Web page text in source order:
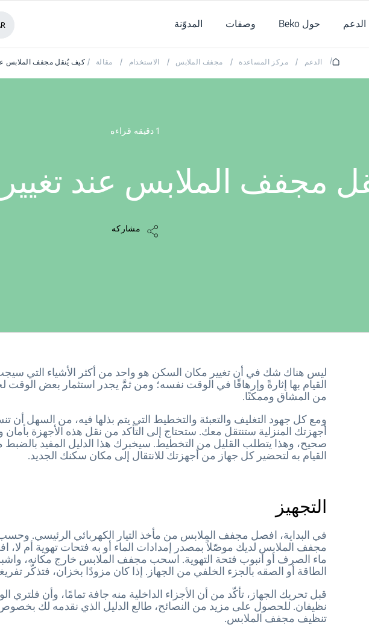
الدعم حول Beko وصفات المدوّنة
/ الدعم / مركز المساعدة / مجفف الملابس / الاستخدام / مقالة / كيف يُنقل مجفف الملابس
1 دقيقه قراءه
مجفف الملابس عند
مشاركه
ليس هناك شك في أن تغيير مكان السكن هو واحد من أكثر الأشياء التي
القيام بها إثارةً وإرهاقًا في الوقت نفسه؛ ومن ثمَّ يجدر استثمار بعض الوقت
من المشاق وممكنًا.
ومع كل جهود التغليف والتعبئة والتخطيط التي يتم بذلها فيه، من السهل أن
أجهزتك المنزلية ستنتقل معك. ستحتاج إلى التأكد من نقل هذه الأجهزة
صحيح، وهذا يتطلب القليل من التخطيط. سيخبرك هذا الدليل المفيد بالضبط
القيام به لتحضير كل جهاز من أجهزتك للانتقال إلى مكان سكنك الجديد.
التجهيز
في البداية، افصل مجفف الملابس من مأخذ التيار الكهربائي الرئيسي.
مجفف الملابس لديك موصّلاً بمصدر إمدادات الماء أو به فتحات تهوية أم
ماء الصرف أو أنبوب فتحة التهوية. اسحب مجفف الملابس خارج مكانه،
الطاقة أو الصقه بالجزء الخلفي من الجهاز. إذا كان مزودًا بخزان، فتذكّر
قبل تحريك الجهاز، تأكّد من أن الأجزاء الداخلية منه جافة تمامًا، وأن فلتري
نظيفان. للحصول على مزيد من النصائح، طالع الدليل الذي نقدمه لك
تنظيف مجفف الملابس.